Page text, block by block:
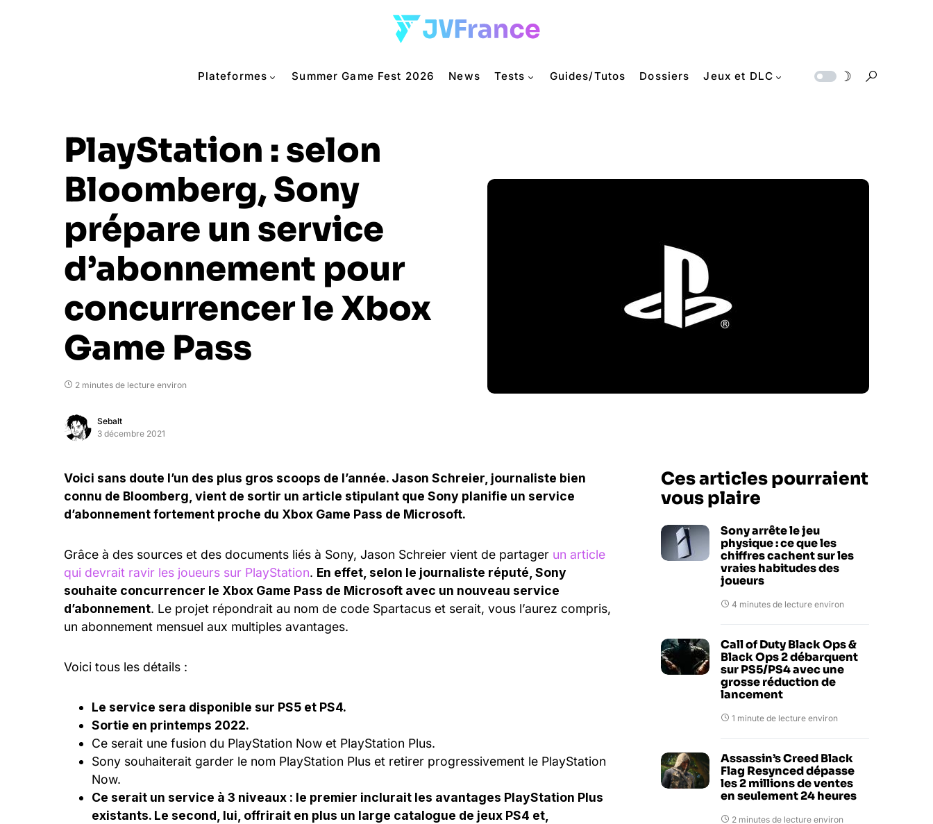
Plateformes Summer Game Fest 2026 News Tests Guides/Tutos Dossiers Jeux et DLC
PlayStation : selon
Bloomberg, Sony
prépare un service
d’abonnement pour
concurrencer le Xbox
Game Pass
2 minutes de lecture environ
Sebalt
3 décembre 2021
Voici sans doute l’un des plus gros scoops de l’année. Jason Schreier, journaliste bien
connu de Bloomberg, vient de sortir un article stipulant que Sony planifie un service
d’abonnement fortement proche du Xbox Game Pass de Microsoft.
Grâce à des sources et des documents liés à Sony, Jason Schreier vient de partager un article
qui devrait ravir les joueurs sur PlayStation. En effet, selon le journaliste réputé, Sony
souhaite concurrencer le Xbox Game Pass de Microsoft avec un nouveau service
d’abonnement. Le projet répondrait au nom de code Spartacus et serait, vous l’aurez compris,
un abonnement mensuel aux multiples avantages.
Voici tous les détails :
Le service sera disponible sur PS5 et PS4.
Sortie en printemps 2022.
Ce serait une fusion du PlayStation Now et PlayStation Plus.
Sony souhaiterait garder le nom PlayStation Plus et retirer progressivement le PlayStation
Now.
Ce serait un service à 3 niveaux : le premier inclurait les avantages PlayStation Plus
existants. Le second, lui, offrirait en plus un large catalogue de jeux PS4 et,
Ces articles pourraient
vous plaire
Sony arrête le jeu
physique : ce que les
chiffres cachent sur les
vraies habitudes des
joueurs
4 minutes de lecture environ
Call of Duty Black Ops &
Black Ops 2 débarquent
sur PS5/PS4 avec une
grosse réduction de
lancement
1 minute de lecture environ
Assassin’s Creed Black
Flag Resynced dépasse
les 2 millions de ventes
en seulement 24 heures
2 minutes de lecture environ